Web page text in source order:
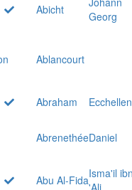
Abicht
Georg
Ablancourt
Abraham
AbrenethéeDaniel
Abu Al-FidaIsma'il
'Ali